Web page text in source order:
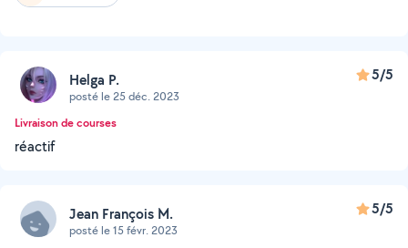
Helga P.
posté le 25 déc. 2023
5/5
Livraison de courses
réactif
Jean François M.
posté le 15 févr. 2023
5/5